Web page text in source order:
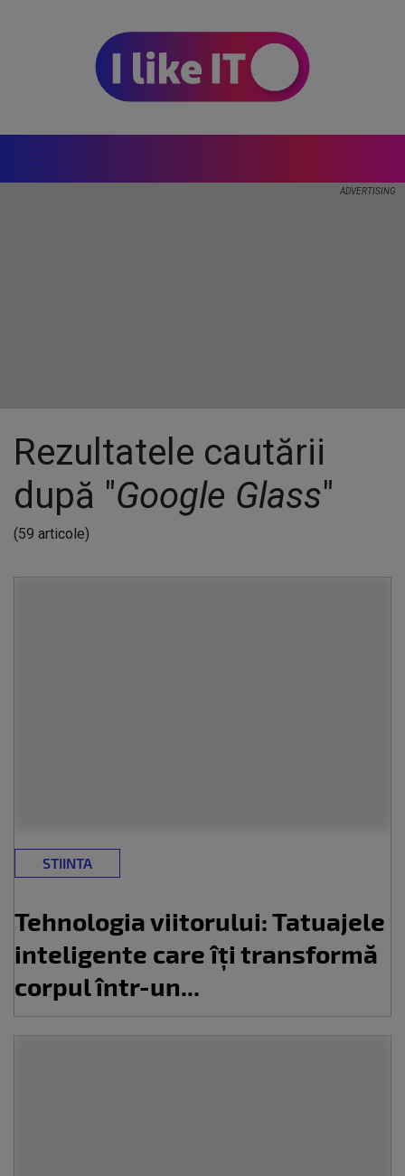
Rezultatele cautării
după "Google Glass"
(59 articole)
STIINTA
Tehnologia viitorului: Tatuajele
inteligente care îți transformă
corpul într-un...